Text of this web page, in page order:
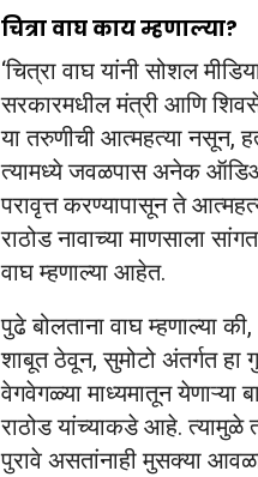
चित्रा वाघ काय म्हणाल्या?
‘चित्रा वाघ यांनी सोशल
सरकारमधील मंत्री आणि
या तरुणीची आत्महत्या नसून,
त्यामध्ये जवळपास अनेक
परावृत्त करण्यापासून ते
राठोड नावाच्या माणसाला
वाघ म्हणाल्या आहेत.
पुढे बोलताना वाघ म्हणाल्या
शाबूत ठेवून, सुमोटो अंतर्गत
वेगवेगळ्या माध्यमातून येणाऱ्या
राठोड यांच्याकडे आहे. त्यामुळे
पुरावे असतांनाही मुसक्या